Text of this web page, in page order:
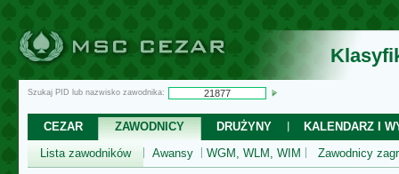
Szukaj PID lub nazwisko zawodnika:
CEZAR ZAWODNICY DRUŻYNY
KALENDARZ I
Lista zawodników
Awansy WGM, WLM, WIM Zawodnicy